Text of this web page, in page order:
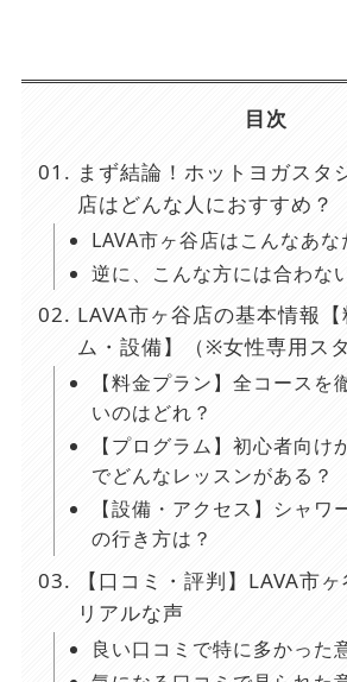
目次
まず結論！ホットヨガスタ
店はどんな人におすすめ？
LAVA市ヶ谷店はこんなあな
逆に、こんな方には合わな
LAVA市ヶ谷店の基本情報
ム・設備】（※女性専用スタ
【料金プラン】全コースを
いのはどれ？
【プログラム】初心者向け
でどんなレッスンがある？
【設備・アクセス】シャワ
の行き方は？
【口コミ・評判】LAVA市
リアルな声
良い口コミで特に多かった